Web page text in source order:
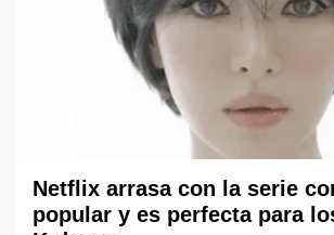
Netflix arrasa con la serie
popular y es perfecta para